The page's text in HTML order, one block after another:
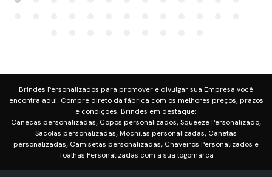
Brindes Personalizados para promover e divulgar sua Empresa você
encontra aqui. Compre direto da fábrica com os melhores preços, prazos
e condições. Brindes em destaque:
Canecas personalizadas, Copos personalizados, Squeeze Personalizado,
Sacolas personalizadas, Mochilas personalizadas, Canetas
personalizadas, Camisetas personalizadas, Chaveiros Personalizados e
Toalhas Personalizadas com a sua logomarca